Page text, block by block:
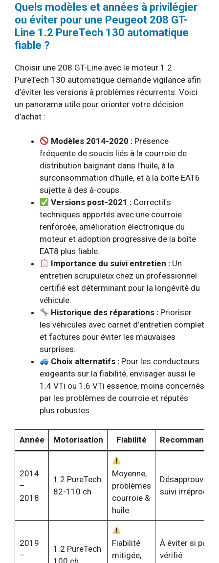
Quels modèles et années à privilégier
ou éviter pour une Peugeot 208 GT-
Line 1.2 PureTech 130 automatique
fiable ?
Choisir une 208 GT-Line avec le moteur 1.2
PureTech 130 automatique demande vigilance afin
d’éviter les versions à problèmes récurrents. Voici
un panorama utile pour orienter votre décision
d’achat :
Modèles 2014-2020 : Présence
fréquente de soucis liés à la courroie de
distribution baignant dans l’huile, à la
surconsommation d’huile, et à la boîte EAT6
sujette à des à-coups.
Versions post-2021 : Correctifs
techniques apportés avec une courroie
renforcée, amélioration électronique du
moteur et adoption progressive de la boîte
EAT8 plus fiable.
Importance du suivi entretien : Un
entretien scrupuleux chez un professionnel
certifié est déterminant pour la longévité du
véhicule.
Historique des réparations : Prioriser
les véhicules avec carnet d’entretien complet
et factures pour éviter les mauvaises
surprises.
Choix alternatifs : Pour les conducteurs
exigeants sur la fiabilité, envisager aussi le
1.4 VTi ou 1.6 VTi essence, moins concernés
par les problèmes de courroie et réputés
plus robustes.
Année Motorisation Fiabilité
2014
–
2018
1.2 PureTech
82-110 ch
Moyenne,
problèmes
courroie &
huile
Désapprouvé
suivi
2019
–
1.2 PureTech
100 ch
Fiabilité
mitigée,
À éviter si pas
vérifié